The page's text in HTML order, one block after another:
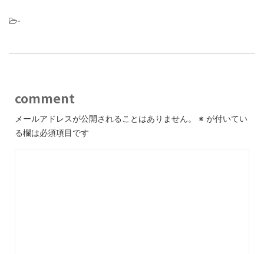
-
comment
メールアドレスが公開されることはありません。 ※ が付いてい
る欄は必須項目です